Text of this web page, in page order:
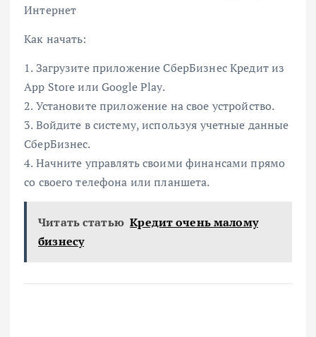
Интернет
Как начать:
1. Загрузите приложение СберБизнес Кредит из
App Store или Google Play.
2. Установите приложение на свое устройство.
3. Войдите в систему, используя учетные данные
СберБизнес.
4. Начните управлять своими финансами прямо
со своего телефона или планшета.
Читать статью Кредит очень малому
бизнесу